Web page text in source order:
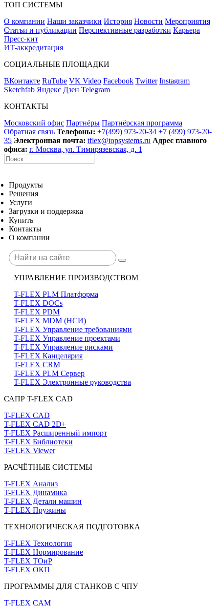
ТОП СИСТЕМЫ
О компании Наши заказчики История Новости Мероприятия
Статьи и публикации Перспективные разработки Карьера
Пресс-кит
ИТ-аккредитация
СОЦИАЛЬНЫЕ ПЛОЩАДКИ
ВКонтакте RuTube VK Video Facebook Twitter Instagram
Sketchfab Яндекс Дзен Telegram
КОНТАКТЫ
Московский офис Партнёры Партнёрская программа
Обратная связь Телефоны: +7(499) 973-20-34 +7 (499) 973-20-
35 Электронная почта: tflex@topsystems.ru Адрес главного
офиса: г. Москва, ул. Тимирязевская, д. 1
Продукты
Решения
Услуги
Загрузки и поддержка
Купить
Контакты
О компании
УПРАВЛЕНИЕ ПРОИЗВОДСТВОМ
T-FLEX PLM Платформа
T-FLEX DOCs
T-FLEX PDM
T-FLEX MDM (НСИ)
T-FLEX Управление требованиями
T-FLEX Управление проектами
T-FLEX Управление рисками
T-FLEX Канцелярия
T-FLEX CRM
T-FLEX PLM Сервер
T-FLEX Электронные руководства
САПР T-FLEX CAD
T-FLEX CAD
T-FLEX CAD 2D+
T-FLEX Расширенный импорт
T-FLEX Библиотеки
T-FLEX Viewer
РАСЧЁТНЫЕ СИСТЕМЫ
T-FLEX Анализ
T-FLEX Динамика
T-FLEX Детали машин
T-FLEX Пружины
ТЕХНОЛОГИЧЕСКАЯ ПОДГОТОВКА
T-FLEX Технология
T-FLEX Нормирование
T-FLEX ТОиР
T-FLEX ОКП
ПРОГРАММЫ ДЛЯ СТАНКОВ С ЧПУ
T-FLEX CAM